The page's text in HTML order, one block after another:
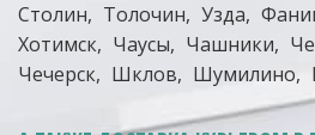
Столин
Толочин Узда
Хотимск
Чаусы Чашники
Чечерск
Шклов Шумилино